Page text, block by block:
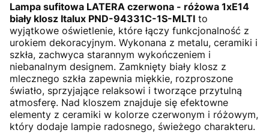
Lampa sufitowa LATERA czerwona - różowa 1xE14
biały klosz Italux PND-94331C-1S-MLTI to
wyjątkowe oświetlenie, które łączy funkcjonalność z
urokiem dekoracyjnym. Wykonana z metalu, ceramiki i
szkła, zachwyca starannym wykończeniem i
niebanalnym designem. Zamknięty biały klosz z
mlecznego szkła zapewnia miękkie, rozproszone
światło, sprzyjające relaksowi i tworzące przytulną
atmosferę. Nad kloszem znajduje się efektowne
elementy z ceramiki w kolorze czerwonym i różowym,
który dodaje lampie radosnego, świeżego charakteru.